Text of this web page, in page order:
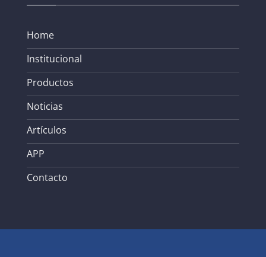
Home
Institucional
Productos
Noticias
Artículos
APP
Contacto